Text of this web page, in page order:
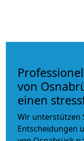
von
einen
Wir unterstützen
Entscheidungen